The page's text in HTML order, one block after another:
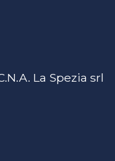
La Spezia srl